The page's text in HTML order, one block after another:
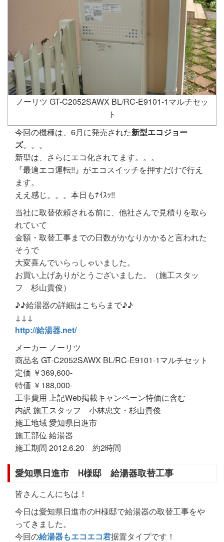
ノーリツ GT-C2052SAWX BL/RC-E9101-1マルチセッ
ト
今回の機種は、6月に発売された新型エコジョー
ズ。。。
新型は、さらにエコ化されてます。。。
『最適エコ運転!!』がエコスイッチを押すだけで行え
ます。
ええ感じ。。。本日もﾅｲｽｯ!!
当社に取替依頼される前に、他社さんで見積りを取ら
れていて
金額・取替工事までの日数がかなりかかると言われた
そうで
大変喜んでいらっしゃいました。
お買い上げありがとうございました。（施工スタッ
フ 杉山貴俊）
♪♪給湯器の詳細はこちらまで♪♪
↓↓↓
http://給湯器.net/
メーカー ノーリツ
商品名 GT-C2052SAWX BL/RC-E9101-1マルチセット
定価 ￥369,600-
特価 ￥188,000-
工事費用 上記Web掲載キャンペーン特価に含む
内訳 施工スタッフ 小林忠文・杉山貴俊
施工地域 愛知県日進市
施工部位 給湯器
施工期間 2012.6.20 約2時間
愛知県日進市 H様邸 給湯器取替工事
皆さんこんにちは！
今日は愛知県日進市のH様邸で給湯器の取替工事をや
ってきました。
今回の給湯器もエコエコ君据置タイプです！